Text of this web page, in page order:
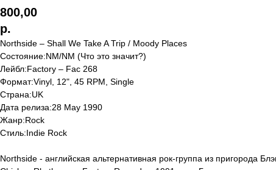
800,00
р.
Northside ‎– Shall We Take A Trip / Moody Places
Состояние:NM/NM (Что это значит?)
Лейбл:Factory ‎– Fac 268
Формат:Vinyl, 12", 45 RPM, Single
Страна:UK
Дата релиза:28 May 1990
Жанр:Rock
Стиль:Indie Rock
Northside - английская альтернативная рок-группа из пригорода